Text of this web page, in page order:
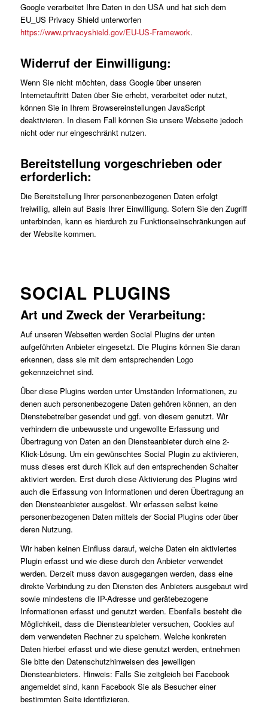
Google verarbeitet Ihre Daten in den USA und hat sich dem
EU_US Privacy Shield unterworfen
https://www.privacyshield.gov/EU-US-Framework.
Widerruf der Einwilligung:
Wenn Sie nicht möchten, dass Google über unseren
Internetauftritt Daten über Sie erhebt, verarbeitet oder nutzt,
können Sie in Ihrem Browsereinstellungen JavaScript
deaktivieren. In diesem Fall können Sie unsere Webseite jedoch
nicht oder nur eingeschränkt nutzen.
Bereitstellung vorgeschrieben oder
erforderlich:
Die Bereitstellung Ihrer personenbezogenen Daten erfolgt
freiwillig, allein auf Basis Ihrer Einwilligung. Sofern Sie den Zugriff
unterbinden, kann es hierdurch zu Funktionseinschränkungen auf
der Website kommen.
SOCIAL PLUGINS
Art und Zweck der Verarbeitung:
Auf unseren Webseiten werden Social Plugins der unten
aufgeführten Anbieter eingesetzt. Die Plugins können Sie daran
erkennen, dass sie mit dem entsprechenden Logo
gekennzeichnet sind.
Über diese Plugins werden unter Umständen Informationen, zu
denen auch personenbezogene Daten gehören können, an den
Dienstebetreiber gesendet und ggf. von diesem genutzt. Wir
verhindern die unbewusste und ungewollte Erfassung und
Übertragung von Daten an den Diensteanbieter durch eine 2-
Klick-Lösung. Um ein gewünschtes Social Plugin zu aktivieren,
muss dieses erst durch Klick auf den entsprechenden Schalter
aktiviert werden. Erst durch diese Aktivierung des Plugins wird
auch die Erfassung von Informationen und deren Übertragung an
den Diensteanbieter ausgelöst. Wir erfassen selbst keine
personenbezogenen Daten mittels der Social Plugins oder über
deren Nutzung.
Wir haben keinen Einfluss darauf, welche Daten ein aktiviertes
Plugin erfasst und wie diese durch den Anbieter verwendet
werden. Derzeit muss davon ausgegangen werden, dass eine
direkte Verbindung zu den Diensten des Anbieters ausgebaut wird
sowie mindestens die IP-Adresse und gerätebezogene
Informationen erfasst und genutzt werden. Ebenfalls besteht die
Möglichkeit, dass die Diensteanbieter versuchen, Cookies auf
dem verwendeten Rechner zu speichern. Welche konkreten
Daten hierbei erfasst und wie diese genutzt werden, entnehmen
Sie bitte den Datenschutzhinweisen des jeweiligen
Diensteanbieters. Hinweis: Falls Sie zeitgleich bei Facebook
angemeldet sind, kann Facebook Sie als Besucher einer
bestimmten Seite identifizieren.